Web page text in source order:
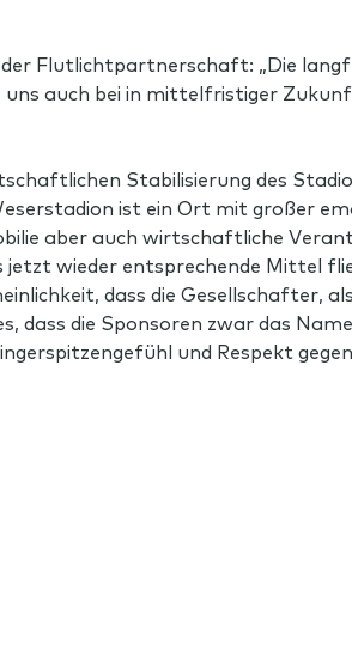
Flutlichtpartnerschaft: „Die
auch bei in mittelfristiger
Stabilisierung des
ist ein Ort mit großer
aber auch wirtschaftliche
jetzt wieder entsprechende Mittel
dass die Gesellschafter,
dass die Sponsoren zwar das
und Respekt